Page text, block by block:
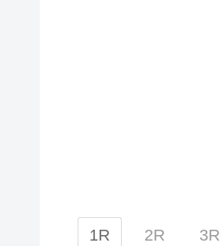
1R 2R 3R